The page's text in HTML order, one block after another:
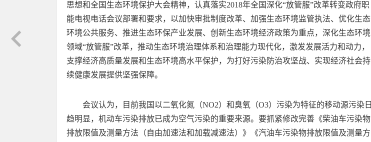
思想和全国生态环境保护大会精神，认真落实2018年全国深化“放管服”改革转变政府职
能电视电话会议部署和要求，以加快审批制度改革、加强生态环境监管执法、优化生态
环境公共服务、推进生态环保产业发展、创新生态环境经济政策为重点，深化生态环境
领域“放管服”改革，推动生态环境治理体系和治理能力现代化，激发发展活力和动力，
支撑经济高质量发展和生态环境高水平保护，为打好污染防治攻坚战、实现经济社会持
续健康发展提供坚强保障。
会议认为，目前我国以二氧化氮（NO2）和臭氧（O3）污染为特征的移动源污染日
趋明显，机动车污染排放已成为空气污染的重要来源。要抓紧修改完善《柴油车污染物
排放限值及测量方法（自由加速法和加载减速法）》《汽油车污染物排放限值及测量方